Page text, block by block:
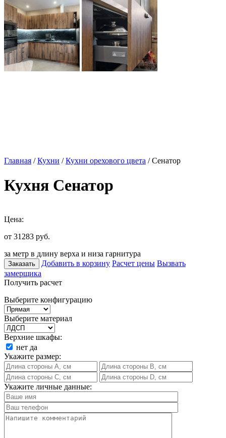
Главная /Кухни /Кухни орехового цвета / Сенатор
Кухня Сенатор
Цена:
от 31283 руб.
за метр в длину верха и низа гарнитура
Заказать Добавить в корзину Расчет цены Вызвать
замерщика
Получить расчет
Выберите конфигурацию
Выберите материал
Верхние шкафы:
нет да
Укажите размер:
Укажите личные данные: